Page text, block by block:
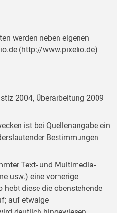
werden neben eigenen
(http://www.pixelio.de)
2004, Überarbeitung 2009
ist bei Quellenangabe ein
Bestimmungen
Text- und Multimedia-
usw.) eine vorherige
hebt diese die obenstehende
auf etwaige